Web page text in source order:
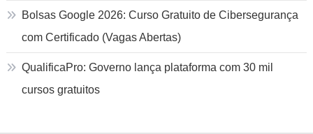
Bolsas Google 2026: Curso Gratuito de Cibersegurança
com Certificado (Vagas Abertas)
QualificaPro: Governo lança plataforma com 30 mil
cursos gratuitos